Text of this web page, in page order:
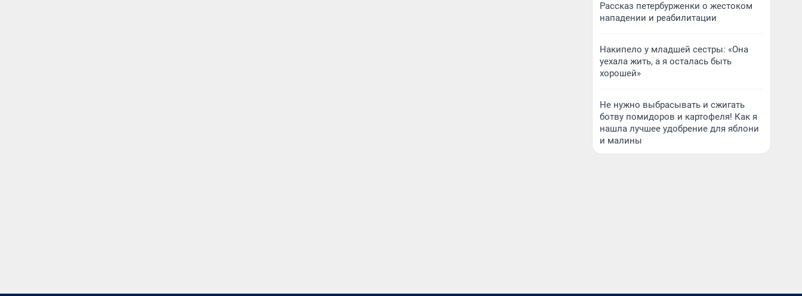
Рассказ петербурженки о жестоком
нападении и реабилитации
Накипело у младшей сестры: «Она
уехала жить, а я осталась быть
хорошей»
Не нужно выбрасывать и сжигать
ботву помидоров и картофеля! Как я
нашла лучшее удобрение для яблони
и малины